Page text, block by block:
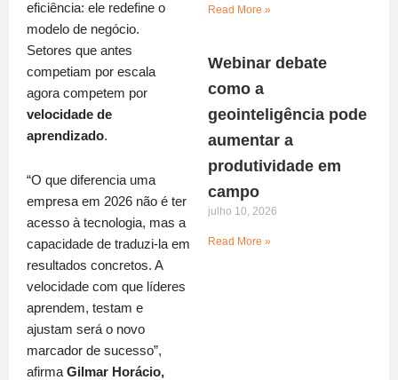
eficiência: ele redefine o
modelo de negócio.
Setores que antes
competiam por escala
agora competem por
velocidade de
aprendizado.
“O que diferencia uma
empresa em 2026 não é ter
acesso à tecnologia, mas a
capacidade de traduzi-la em
resultados concretos. A
velocidade com que líderes
aprendem, testam e
ajustam será o novo
marcador de sucesso”,
afirma Gilmar Horácio,
Read More »
Webinar debate
como a
geointeligência pode
aumentar a
produtividade em
campo
julho 10, 2026
Read More »